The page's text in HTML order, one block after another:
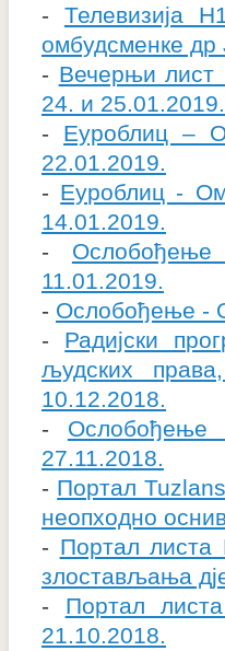
- Телевизија
омбудсменке
- Вечерњи
24. и 25.01.2019.
- Еуроблиц –
22.01.2019.
- Еуроблиц -
14.01.2019.
-
11.01.2019.
- Ослобођење -
- Радијски
људских
10.12.2018.
- Ослобођење
27.11.2018.
- Портал
неопходно
- Портал листа
злостављања
- Портал
21.10.2018.